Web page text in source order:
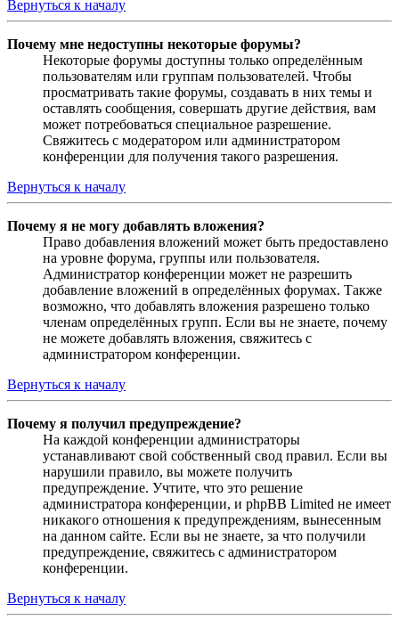
Вернуться к началу
Почему мне недоступны некоторые форумы?
Некоторые форумы доступны только определённым
пользователям или группам пользователей. Чтобы
просматривать такие форумы, создавать в них темы и
оставлять сообщения, совершать другие действия, вам
может потребоваться специальное разрешение.
Свяжитесь с модератором или администратором
конференции для получения такого разрешения.
Вернуться к началу
Почему я не могу добавлять вложения?
Право добавления вложений может быть предоставлено
на уровне форума, группы или пользователя.
Администратор конференции может не разрешить
добавление вложений в определённых форумах. Также
возможно, что добавлять вложения разрешено только
членам определённых групп. Если вы не знаете, почему
не можете добавлять вложения, свяжитесь с
администратором конференции.
Вернуться к началу
Почему я получил предупреждение?
На каждой конференции администраторы
устанавливают свой собственный свод правил. Если вы
нарушили правило, вы можете получить
предупреждение. Учтите, что это решение
администратора конференции, и phpBB Limited не имеет
никакого отношения к предупреждениям, вынесенным
на данном сайте. Если вы не знаете, за что получили
предупреждение, свяжитесь с администратором
конференции.
Вернуться к началу